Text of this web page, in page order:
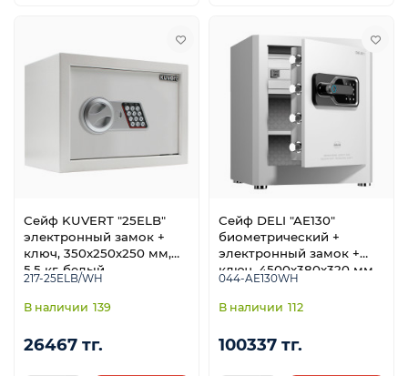
Сейф KUVERT "25ELB"
электронный замок +
ключ, 350х250х250 мм,
5.5 кг, белый
217-25ELB/WH
139
26467 тг.
Сейф DELI "AE130"
биометрический +
электронный замок +
ключ, 4500х380х320 мм,
20 кг, белый
044-AE130WH
112
100337 тг.